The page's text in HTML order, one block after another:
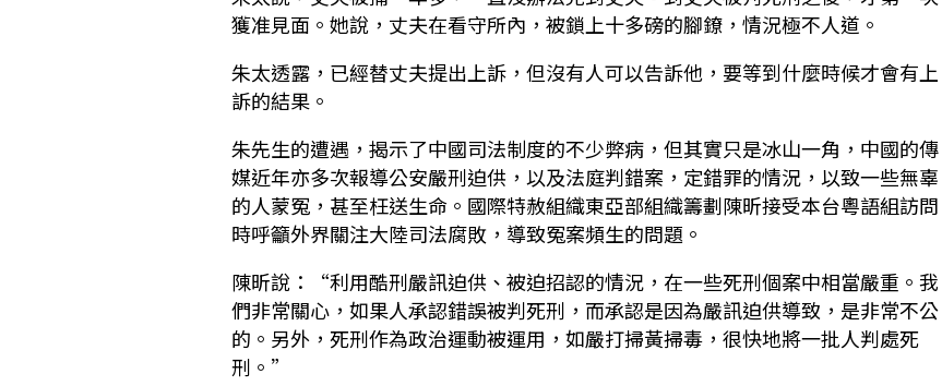
獲准見面。她說，丈夫在看守所內，被鎖上十多磅的腳鐐，情況極不人道。
朱太透露，已經替丈夫提出上訴，但沒有人可以告訴他，要等到什麼時候才會有上
訴的結果。
朱先生的遭遇，揭示了中國司法制度的不少弊病，但其實只是冰山一角，中國的傳
媒近年亦多次報導公安嚴刑迫供，以及法庭判錯案，定錯罪的情況，以致一些無辜
的人蒙冤，甚至枉送生命。國際特赦組織東亞部組織籌劃陳昕接受本台粵語組訪問
時呼籲外界關注大陸司法腐敗，導致冤案頻生的問題。
陳昕說：“利用酷刑嚴訊迫供、被迫招認的情況，在一些死刑個案中相當嚴重。我
們非常關心，如果人承認錯誤被判死刑，而承認是因為嚴訊迫供導致，是非常不公
的。另外，死刑作為政治運動被運用，如嚴打掃黃掃毒，很快地將一批人判處死
刑。”